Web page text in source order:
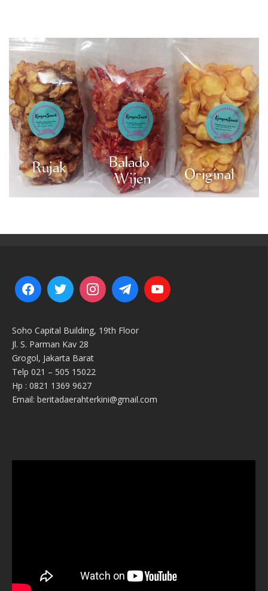
Soho Capital Building, 19th Floor
Jl. S. Parman Kav 28
Grogol, Jakarta Barat
Telp 021 – 505 15022
Hp : 0821 1369 9627
Email: beritadaerahterkini@gmail.com